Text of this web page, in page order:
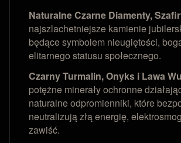
Naturalne Czarne Diamenty,
najszlachetniejsze kamienie
będące symbolem nieugiętości,
elitarnego statusu społecznego.
Czarny Turmalin, Onyks i Lawa
potężne minerały ochronne
naturalne odpromienniki, które
neutralizują złą energię,
zawiść.